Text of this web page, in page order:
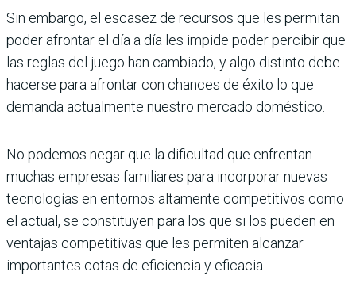
Sin embargo, el escasez de recursos que les permitan
poder afrontar el día a día les impide poder percibir que
las reglas del juego han cambiado, y algo distinto debe
hacerse para afrontar con chances de éxito lo que
demanda actualmente nuestro mercado doméstico.
No podemos negar que la dificultad que enfrentan
muchas empresas familiares para incorporar nuevas
tecnologías en entornos altamente competitivos como
el actual, se constituyen para los que si los pueden en
ventajas competitivas que les permiten alcanzar
importantes cotas de eficiencia y eficacia.